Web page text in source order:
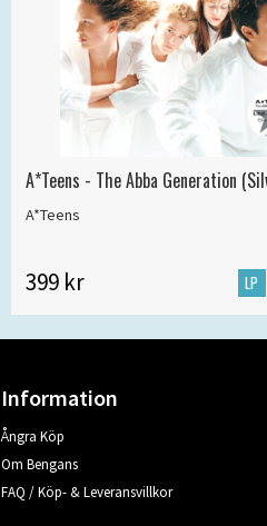
A*Teens - The Abba Generation
A*Teens
399 kr LP
Information
Ångra Köp
Om Bengans
FAQ / Köp- & Leveransvillkor